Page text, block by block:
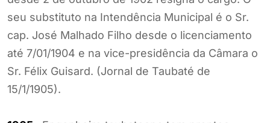
seu substituto na Intendência Municipal é o Sr.
cap. José Malhado Filho desde o licenciamento
até 7/01/1904 e na vice-presidência da Câmara o
Sr. Félix Guisard. (Jornal de Taubaté de
15/1/1905).